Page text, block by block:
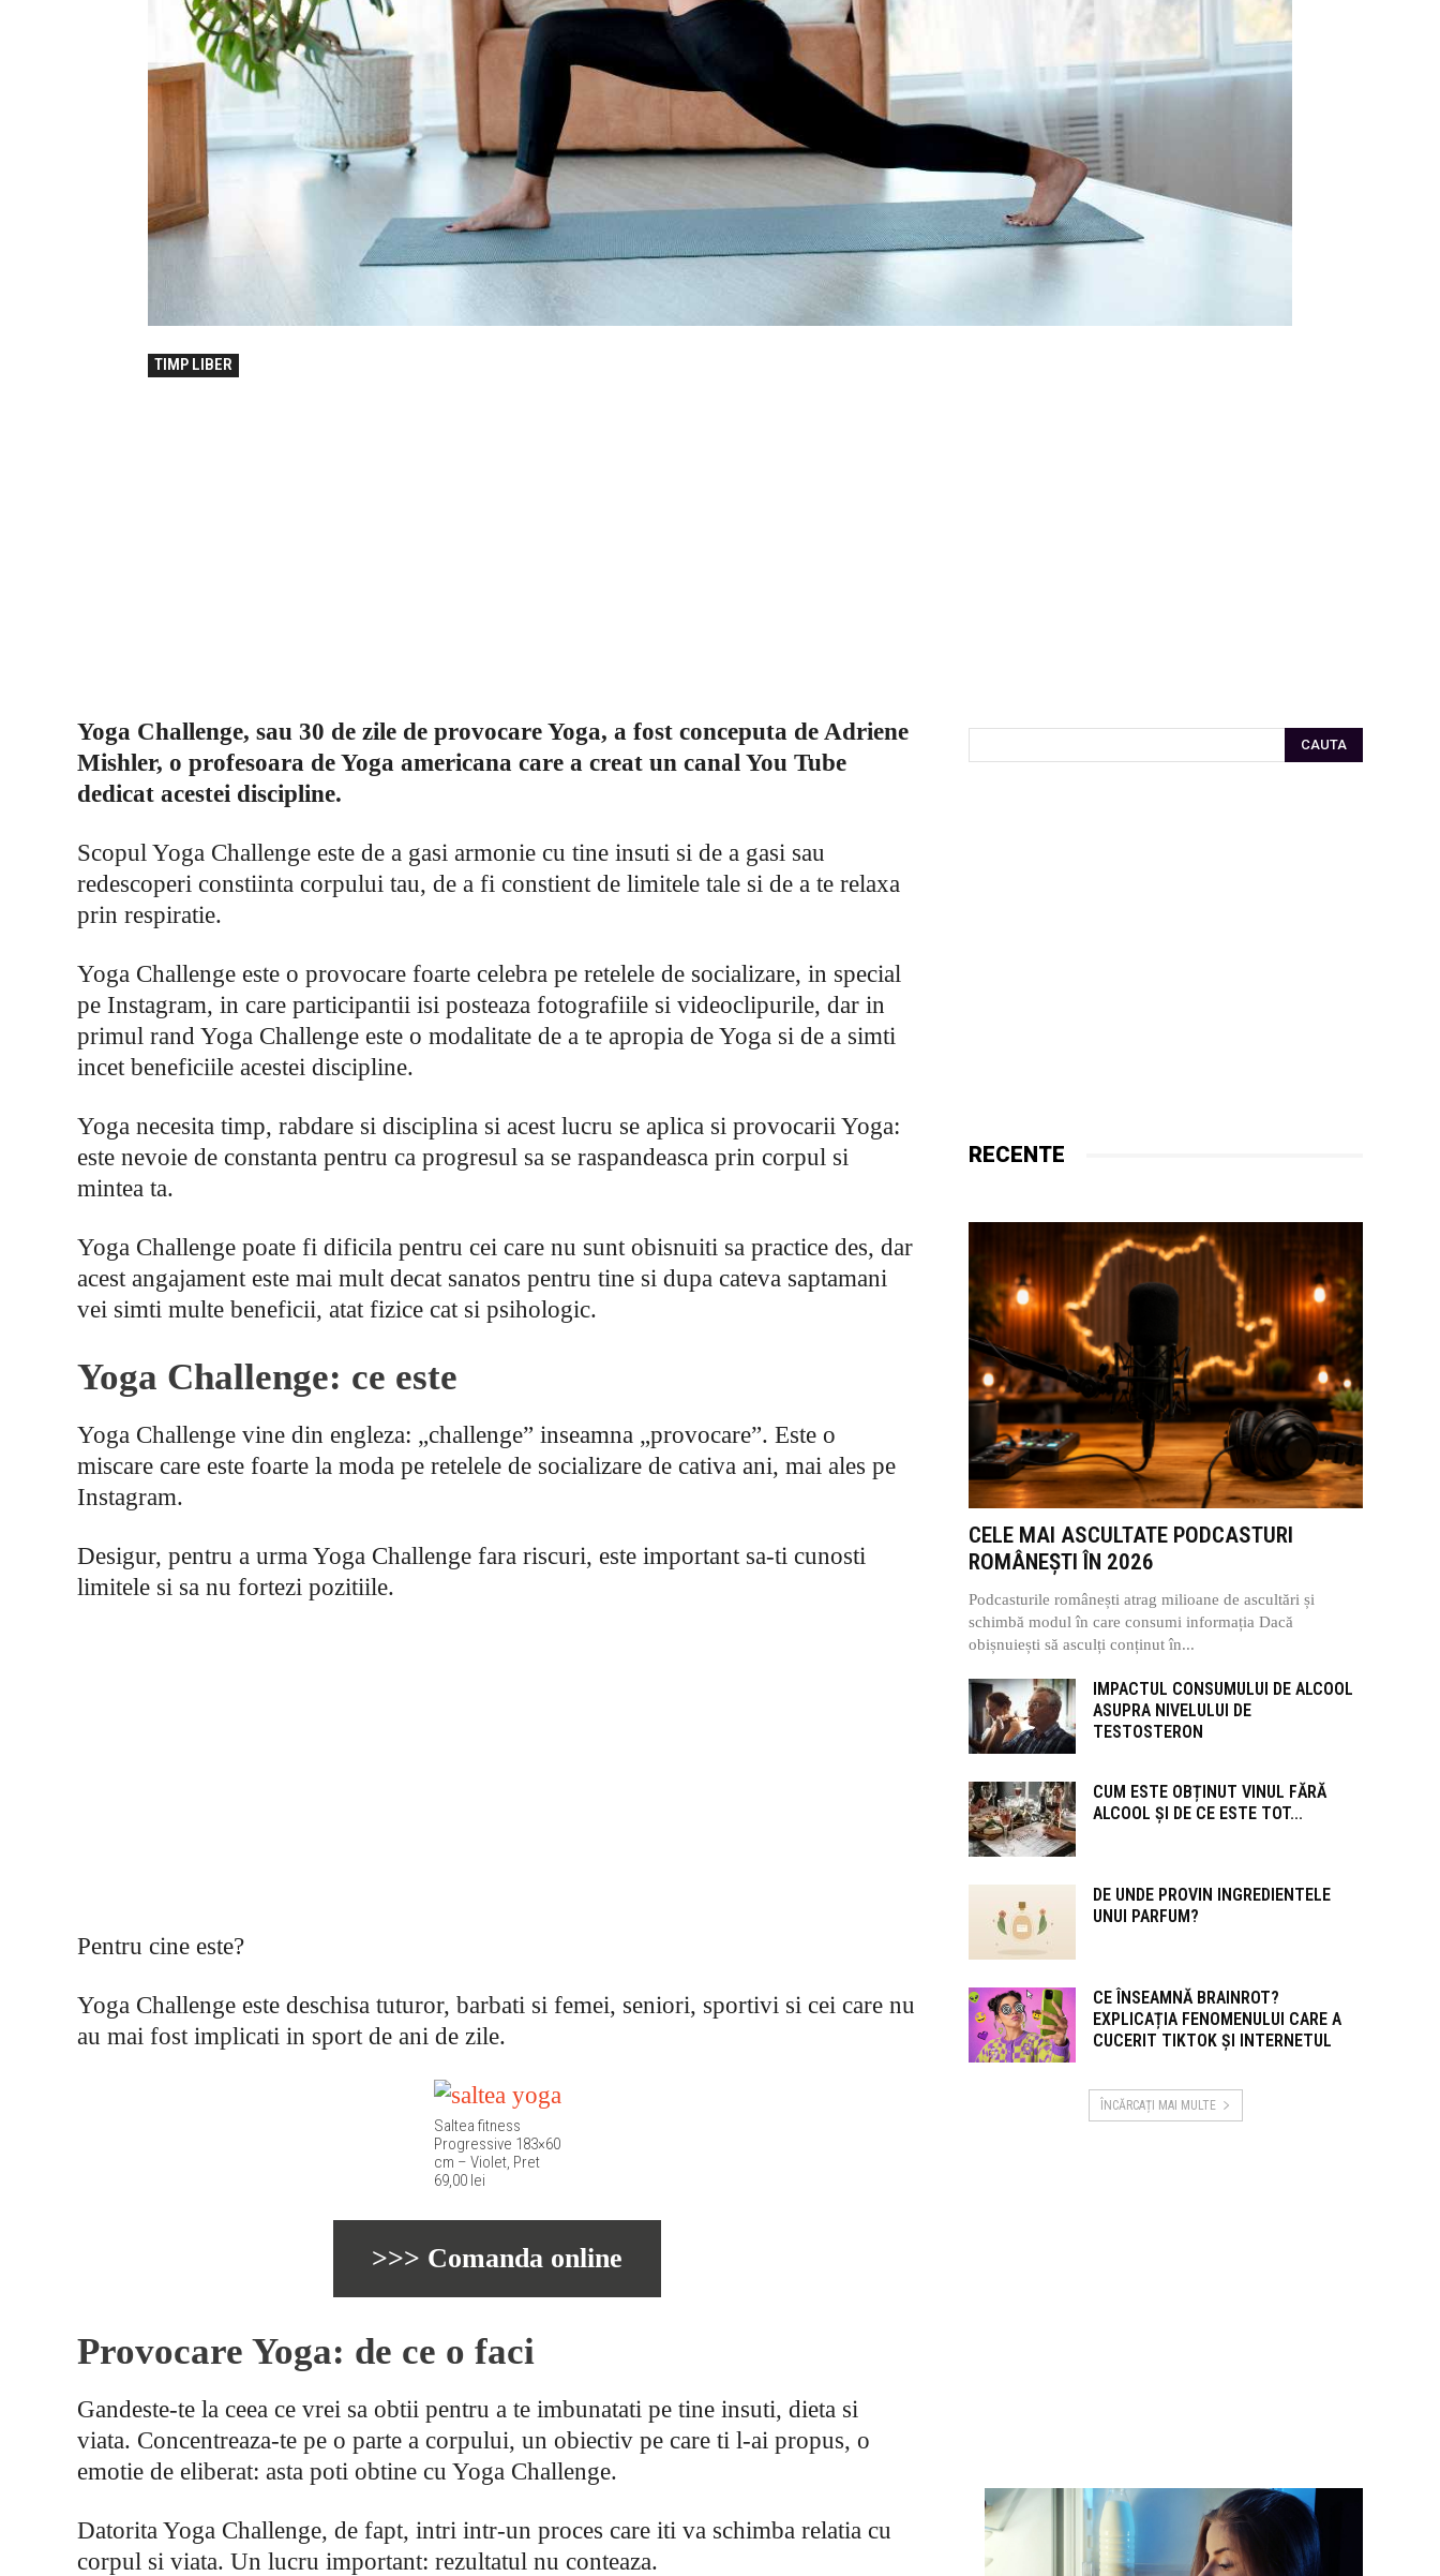
TIMP LIBER
Yoga Challenge, sau 30 de zile de provocare Yoga, a fost conceputa de Adriene
Mishler, o profesoara de Yoga americana care a creat un canal You Tube
dedicat acestei discipline.
Scopul Yoga Challenge este de a gasi armonie cu tine insuti si de a gasi sau
redescoperi constiinta corpului tau, de a fi constient de limitele tale si de a te relaxa
prin respiratie.
Yoga Challenge este o provocare foarte celebra pe retelele de socializare, in special
pe Instagram, in care participantii isi posteaza fotografiile si videoclipurile, dar in
primul rand Yoga Challenge este o modalitate de a te apropia de Yoga si de a simti
incet beneficiile acestei discipline.
Yoga necesita timp, rabdare si disciplina si acest lucru se aplica si provocarii Yoga:
este nevoie de constanta pentru ca progresul sa se raspandeasca prin corpul si
mintea ta.
Yoga Challenge poate fi dificila pentru cei care nu sunt obisnuiti sa practice des, dar
acest angajament este mai mult decat sanatos pentru tine si dupa cateva saptamani
vei simti multe beneficii, atat fizice cat si psihologic.
Yoga Challenge: ce este
Yoga Challenge vine din engleza: „challenge” inseamna „provocare”. Este o
miscare care este foarte la moda pe retelele de socializare de cativa ani, mai ales pe
Instagram.
Desigur, pentru a urma Yoga Challenge fara riscuri, este important sa-ti cunosti
limitele si sa nu fortezi pozitiile.
Pentru cine este?
Yoga Challenge este deschisa tuturor, barbati si femei, seniori, sportivi si cei care nu
au mai fost implicati in sport de ani de zile.
Saltea fitness
Progressive 183×60
cm – Violet, Pret
69,00 lei
>>> Comanda online
Provocare Yoga: de ce o faci
Gandeste-te la ceea ce vrei sa obtii pentru a te imbunatati pe tine insuti, dieta si
viata. Concentreaza-te pe o parte a corpului, un obiectiv pe care ti l-ai propus, o
emotie de eliberat: asta poti obtine cu Yoga Challenge.
Datorita Yoga Challenge, de fapt, intri intr-un proces care iti va schimba relatia cu
corpul si viata. Un lucru important: rezultatul nu conteaza.
CAUTA
RECENTE
CELE MAI ASCULTATE PODCASTURI
ROMÂNEȘTI ÎN 2026
Podcasturile românești atrag milioane de ascultări și
schimbă modul în care consumi informația Dacă
obișnuiești să asculți conținut în...
IMPACTUL CONSUMULUI DE ALCOOL
ASUPRA NIVELULUI DE
TESTOSTERON
CUM ESTE OBȚINUT VINUL FĂRĂ
ALCOOL ȘI DE CE ESTE TOT...
DE UNDE PROVIN INGREDIENTELE
UNUI PARFUM?
CE ÎNSEAMNĂ BRAINROT?
EXPLICAȚIA FENOMENULUI CARE A
CUCERIT TIKTOK ȘI INTERNETUL
ÎNCĂRCAȚI MAI MULTE